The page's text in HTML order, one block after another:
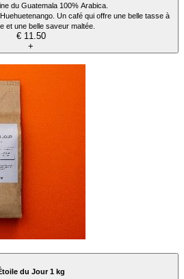
du Guatemala 100% Arabica.
Un café qui offre une belle tasse à
et une belle saveur maltée.
€ 11.50
+
du Jour 1 kg